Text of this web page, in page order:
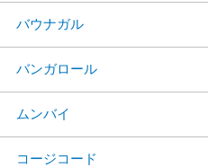
バウナガル
バンガロール
ムンバイ
コージコード